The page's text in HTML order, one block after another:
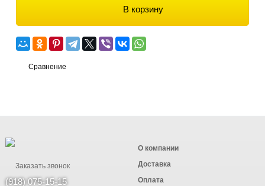
В корзину
Сравнение
Заказать звонок
(918) 075-15-15
О компании
Доставка
Оплата